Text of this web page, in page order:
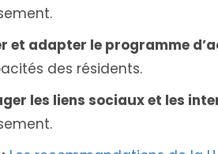
et adapter le programme
des résidents​.
les liens sociaux et les